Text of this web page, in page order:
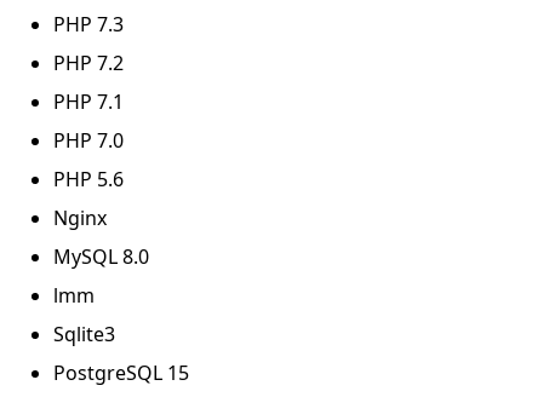
PHP 7.3
PHP 7.2
PHP 7.1
PHP 7.0
PHP 5.6
Nginx
MySQL 8.0
lmm
Sqlite3
PostgreSQL 15